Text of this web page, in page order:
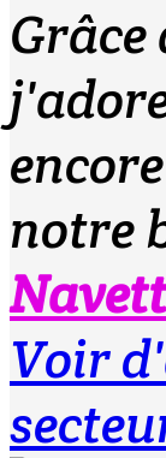
notre
Voir